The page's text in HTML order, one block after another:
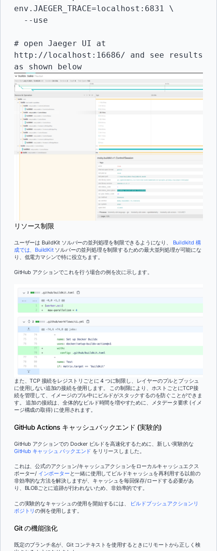
env.JAEGER_TRACE=localhost:6831 \
# open Jaeger UI at
http://localhost:16686/ and see results
as shown below
リソース制限
ユーザーは BuildKit ソルバーの並列処理を制限できるようになり、 Buildkitd 構
成では、BuildKitソルバーの並列処理を制限するための最大並列処理が可能にな
り、低電力マシンで特に役立ちます。
GitHub アクションでこれを行う場合の例を次に示します。
また、TCP 接続をレジストリごとに 4 つに制限し、レイヤーのプルとプッシュ
に使用しない追加の接続を使用します。 この制限により、ホストごとにTCP接
続を管理して、イメージのプル中にビルドがスタックするのを防ぐことができま
す。 追加の接続は、全体的なビルド時間を増やすために、メタデータ要求 (イメ
ージ構成の取得) に使用されます。
GitHub Actions キャッシュバックエンド (実験的)
GitHub アクションでの Docker ビルドを高速化するために、新しい実験的な
GitHub キャッシュ バックエンド をリリースしました。
これは、公式のアクション/キャッシュアクションをローカルキャッシュエクス
ポーター/ インポーター と一緒に使用してビルドキャッシュを再利用する以前の
非効率的な方法を解決しますが、キャッシュを毎回保存/ロードする必要があ
り、BLOBごとに追跡が行われないため、非効率的です。
この実験的なキャッシュの使用を開始するには、
ビルドプッシュアクションリ
ポジトリの例を使用します。
Git の機能強化
既定のブランチ名が、Git コンテキストを使用するときにリモートから正しく検